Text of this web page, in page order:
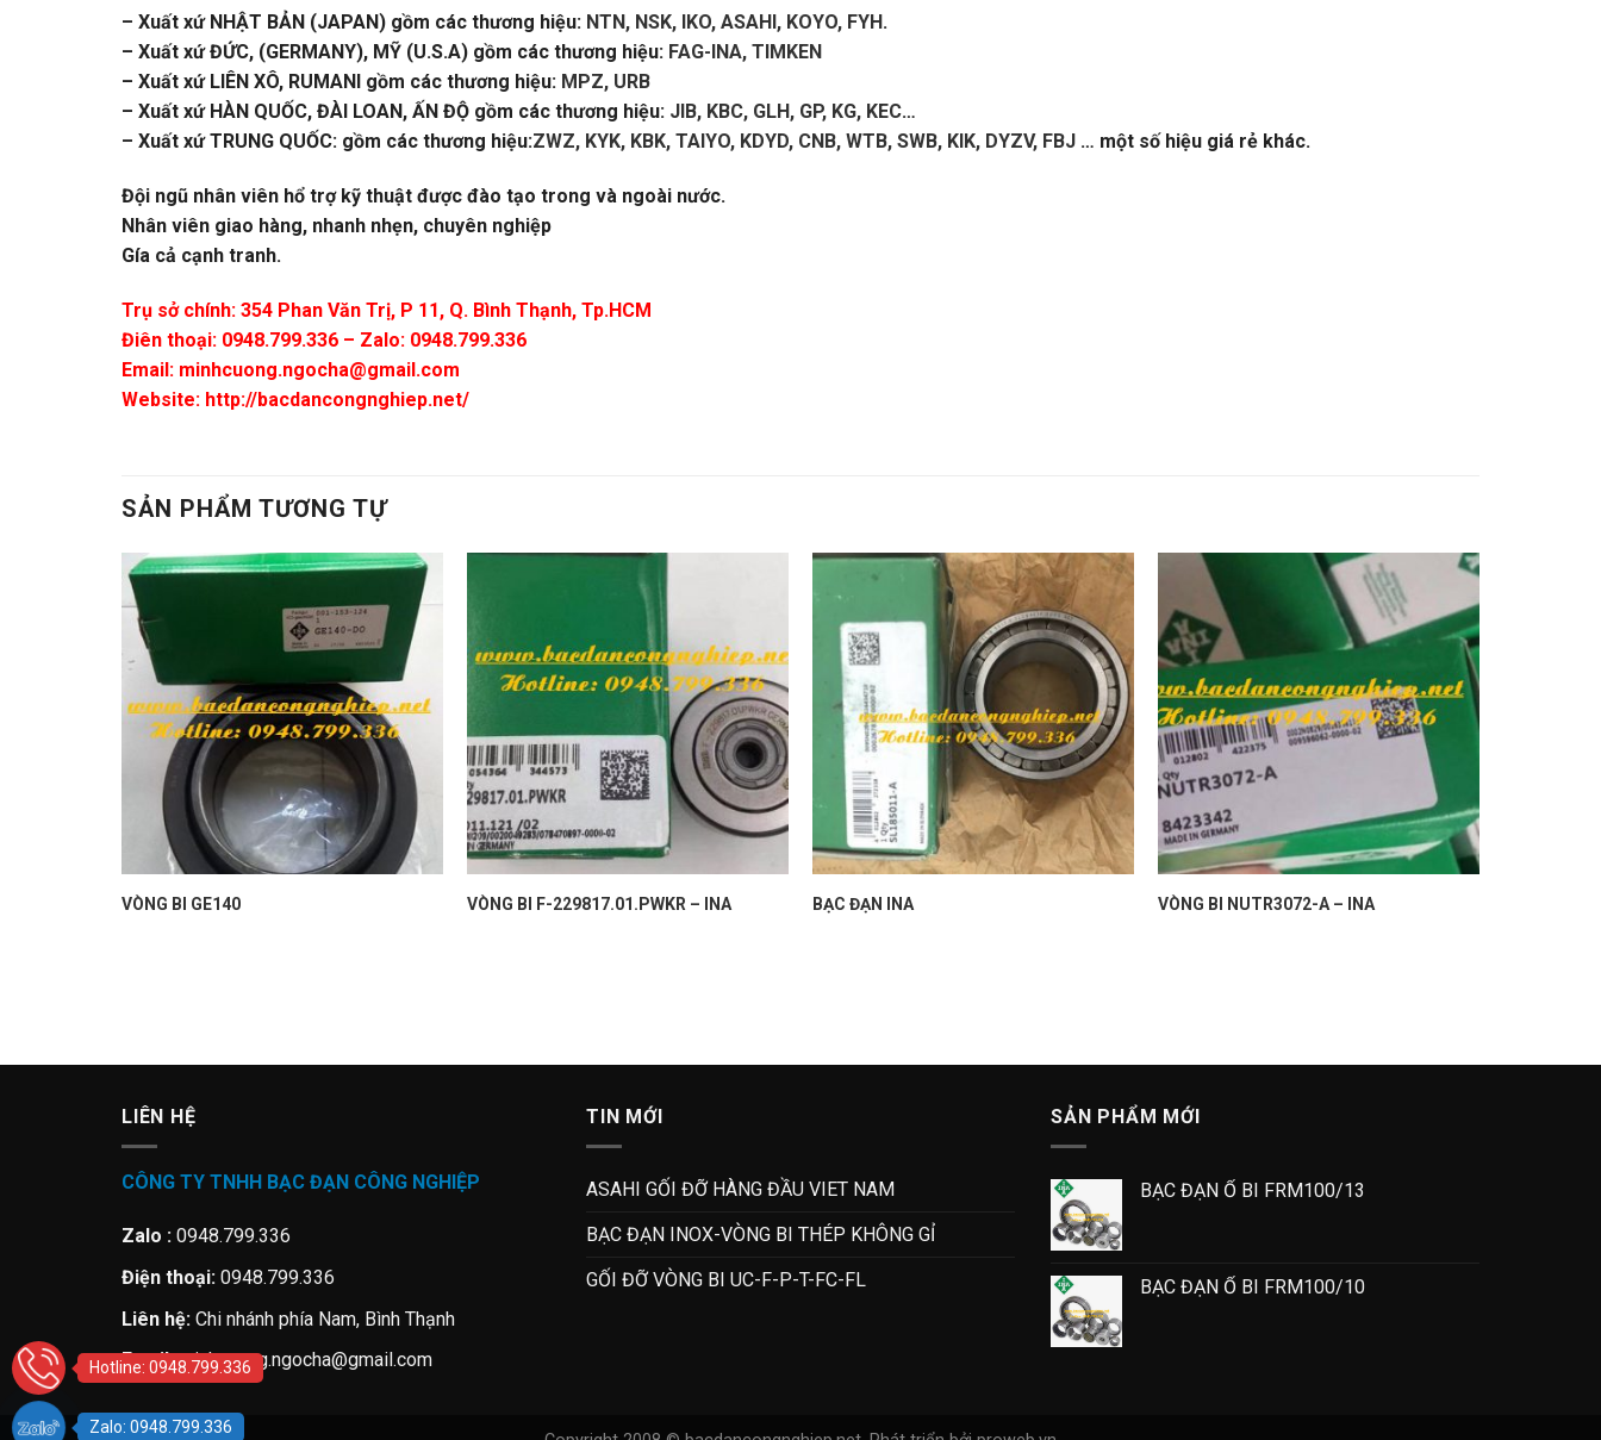
– Xuất xứ NHẬT BẢN (JAPAN) gồm các thương hiệu: NTN, NSK, IKO, ASAHI, KOYO, FYH .
– Xuất xứ ĐỨC, (GERMANY), MỸ (U.S.A) gồm các thương hiệu: FAG-INA, TIMKEN
– Xuất xứ LIÊN XÔ, RUMANI gồm các thương hiệu: MPZ, URB
– Xuất xứ HÀN QUỐC, ĐÀI LOAN, ẤN ĐỘ gồm các thương hiệu: JIB, KBC, GLH, GP, KG, KEC…
– Xuất xứ TRUNG QUỐC: gồm các thương hiệu:ZWZ, KYK, KBK, TAIYO, KDYD, CNB, WTB, SWB, KIK, DYZV, FBJ … một số hiệu giá rẻ khác.
Đội ngũ nhân viên hổ trợ kỹ thuật được đào tạo trong và ngoài nước.
Nhân viên giao hàng, nhanh nhẹn, chuyên nghiệp
Gía cả cạnh tranh.
Trụ sở chính: 354 Phan Văn Trị, P 11, Q. Bình Thạnh, Tp.HCM
Điên thoại: 0948.799.336 – Zalo: 0948.799.336
Email: minhcuong.ngocha@gmail.com
Website: http://bacdancongnghiep.net/
SẢN PHẨM TƯƠNG TỰ
VÒNG BI GE140 VÒNG BI F-229817.01.PWKR – INA BẠC ĐẠN INA VÒNG BI NUTR3072-A – INA
LIÊN HỆ
CÔNG TY TNHH BẠC ĐẠN CÔNG NGHIỆP
Zalo : 0948.799.336
Điện thoại: 0948.799.336
Liên hệ: Chi nhánh phía Nam, Bình Thạnh
Email: minhcuong.ngocha@gmail.com
TIN MỚI
ASAHI GỐI ĐỠ HÀNG ĐẦU VIET NAM
BẠC ĐẠN INOX-VÒNG BI THÉP KHÔNG GỈ
GỐI ĐỠ VÒNG BI UC-F-P-T-FC-FL
SẢN PHẨM MỚI
BẠC ĐẠN Ổ BI FRM100/13
BẠC ĐẠN Ổ BI FRM100/10
Hotline: 0948.799.336
Zalo: 0948.799.336